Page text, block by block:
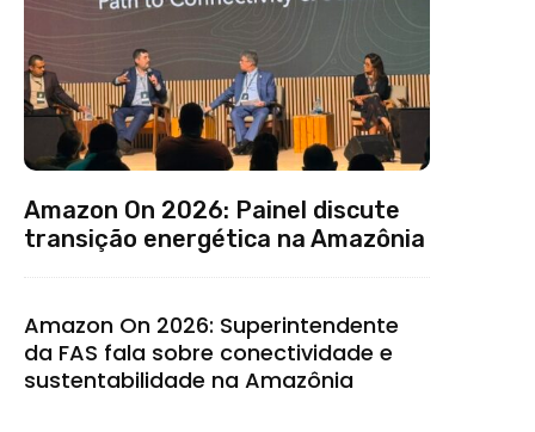
Amazon On 2026: Painel discute
transição energética na Amazônia
Amazon On 2026: Superintendente
da FAS fala sobre conectividade e
sustentabilidade na Amazônia